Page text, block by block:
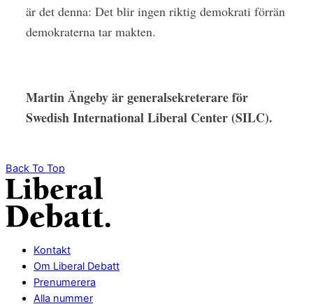
är det denna: Det blir ingen riktig demokrati förrän
demokraterna tar makten.
Martin Ängeby är generalsekreterare för
Swedish International Liberal Center (SILC).
Back To Top
Kontakt
Om Liberal Debatt
Prenumerera
Alla nummer